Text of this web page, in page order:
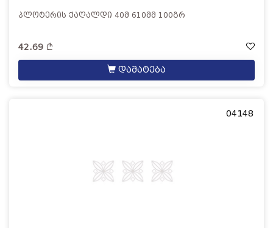
პლოტერის ქაღალდი 40მ 610მმ 100გრ
42.69
დამატება
04148